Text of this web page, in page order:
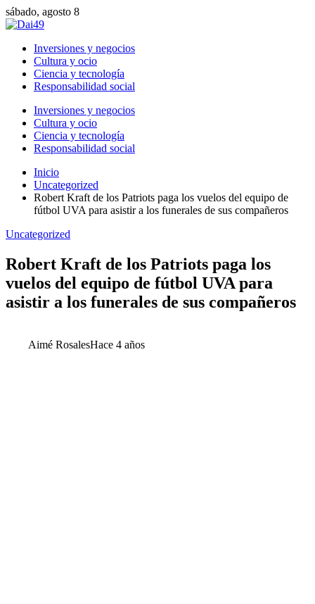
sábado, agosto 8
Inversiones y negocios
Cultura y ocio
Ciencia y tecnología
Responsabilidad social
Inversiones y negocios
Cultura y ocio
Ciencia y tecnología
Responsabilidad social
Inicio
Uncategorized
Robert Kraft de los Patriots paga los vuelos del equipo de
fútbol UVA para asistir a los funerales de sus compañeros
Uncategorized
Robert Kraft de los Patriots paga los
vuelos del equipo de fútbol UVA para
asistir a los funerales de sus compañeros
Aimé RosalesHace 4 años